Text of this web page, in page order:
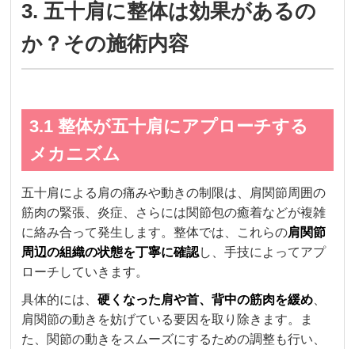
3. 五十肩に整体は効果があるの
か？その施術内容
3.1 整体が五十肩にアプローチする
メカニズム
五十肩による肩の痛みや動きの制限は、肩関節周囲の
筋肉の緊張、炎症、さらには関節包の癒着などが複雑
に絡み合って発生します。整体では、これらの肩関節
周辺の組織の状態を丁寧に確認し、手技によってアプ
ローチしていきます。
具体的には、硬くなった肩や首、背中の筋肉を緩め
肩関節の動きを妨げている要因を取り除きます。ま
た、関節の動きをスムーズにするための調整も行い、